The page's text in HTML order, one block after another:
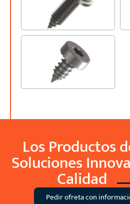
Los Productos
Soluciones
Calidad
Pedir ofreta con